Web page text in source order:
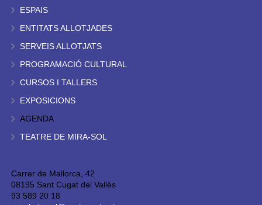
ESPAIS
ENTITATS ALLOTJADES
SERVEIS ALLOTJATS
PROGRAMACIÓ CULTURAL
CURSOS I TALLERS
EXPOSICIONS
AGENDA
TEATRE DE MIRA-SOL
Carrer de Mallorca, 42
08195 Sant Cugat del Vallès
93 589 20 18